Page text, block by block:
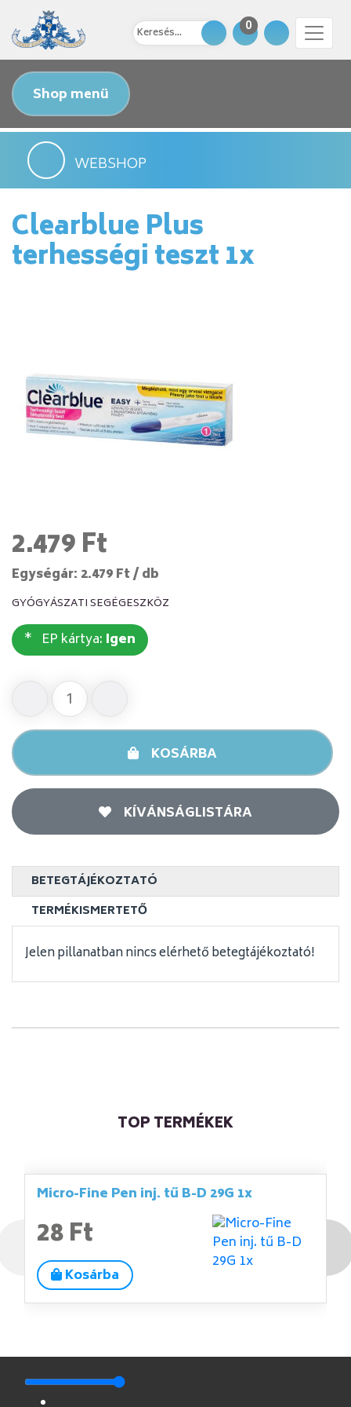
0
Shop menü
WEBSHOP
Clearblue Plus
terhességi teszt 1x
2.479 Ft
Egységár: 2.479 Ft / db
GYÓGYÁSZATI SEGÉGESZKÖZ
EP kártya: Igen
KOSÁRBA
KÍVÁNSÁGLISTÁRA
BETEGTÁJÉKOZTATÓ
TERMÉKISMERTETŐ
Jelen pillanatban nincs elérhető betegtájékoztató!
TOP TERMÉKEK
Micro-Fine Pen inj. tű B-D 29G 1x
28 Ft
Kosárba